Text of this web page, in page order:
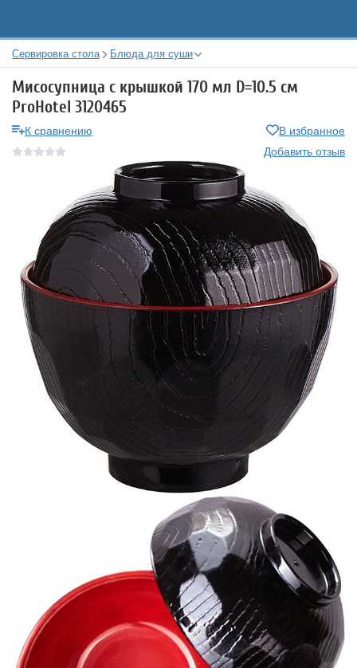
Сервировка стола Блюда для суши
Мисосупница с крышкой 170 мл D=10.5 см
ProHotel 3120465
К сравнению
В избранное
Добавить отзыв